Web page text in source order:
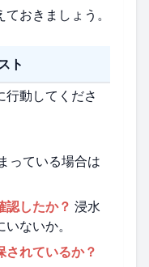
おきましょう。
ト
行動してくださ
っている場合は
認したか？ 浸水
ないか。
れているか？